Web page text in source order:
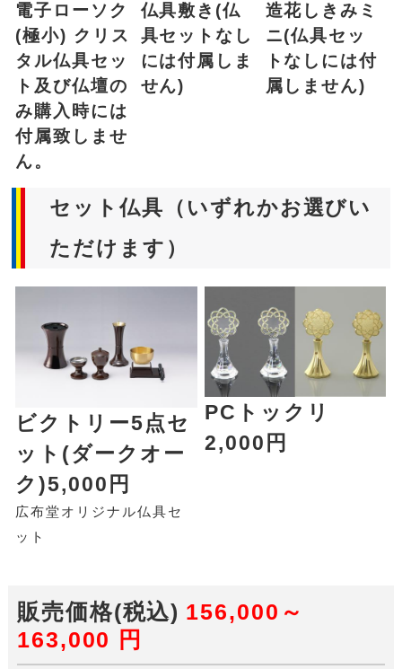
電子ローソク
(極小) クリス
タル仏具セッ
ト及び仏壇の
み購入時には
付属致しませ
ん。
仏具敷き(仏
具セットなし
には付属しま
せん)
造花しきみミ
ニ(仏具セッ
トなしには付
属しません)
セット仏具（いずれかお選びい
ただけます）
ビクトリー5点セ
ット(ダークオー
ク)5,000円
広布堂オリジナル仏具セ
ット
PCトックリ
2,000円
販売価格(税込) 156,000～
163,000
円